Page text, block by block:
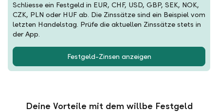
Schliesse ein Festgeld in EUR, CHF, USD, GBP, SEK, NOK,
CZK, PLN oder HUF ab. Die Zinssätze sind ein Beispiel vom
letzten Handelstag. Prüfe die aktuellen Zinssätze stets in
der App.
Festgeld-Zinsen anzeigen
Deine Vorteile mit dem willbe Festgeld